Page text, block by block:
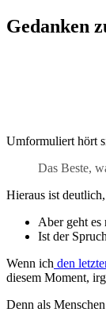
Gedanken
Umformuliert hört
Das Beste,
Hieraus ist
Aber geht
Ist der
Wenn ich den
diesem Moment,
Denn als